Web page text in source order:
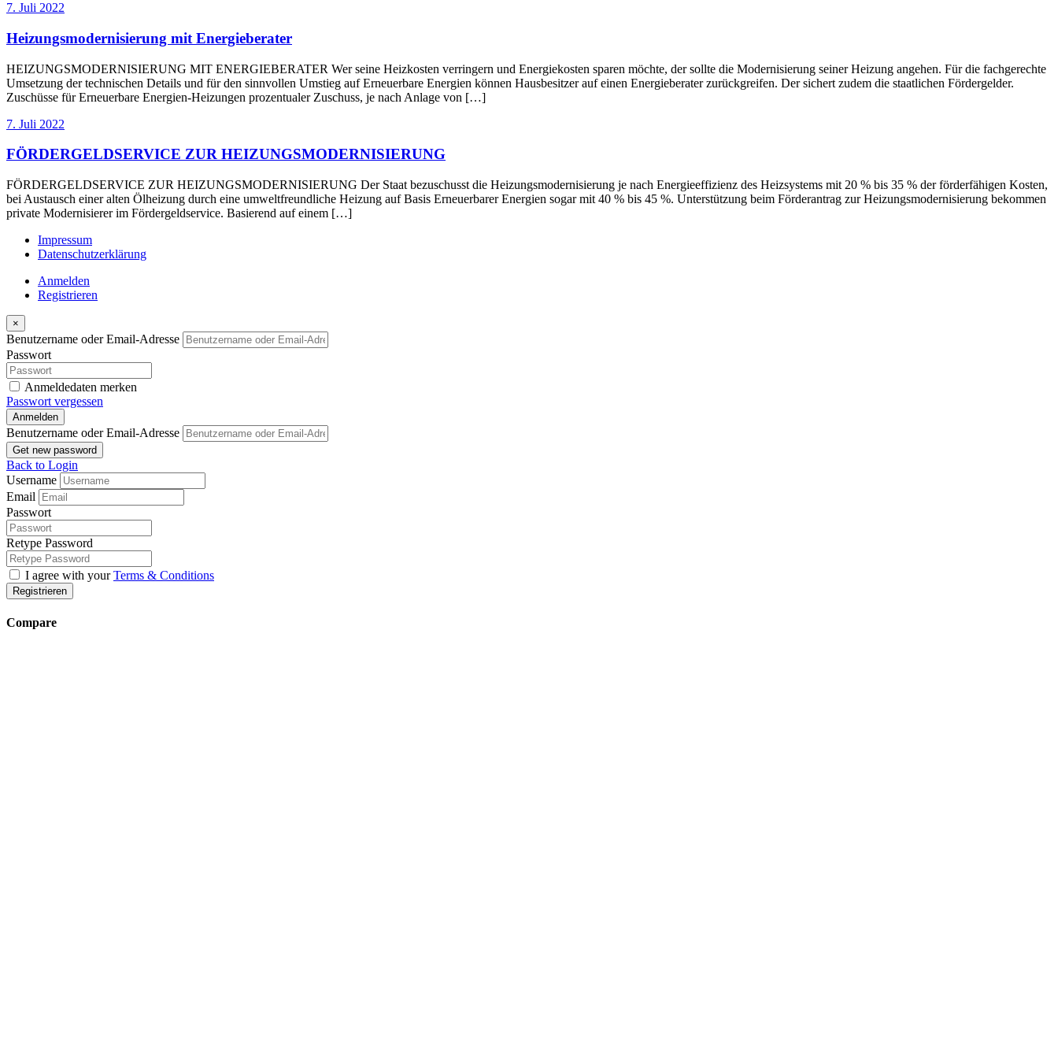
7. Juli 2022
Heizungsmodernisierung mit Energieberater
HEIZUNGSMODERNISIERUNG MIT ENERGIEBERATER Wer seine Heizkosten verringern und Energiekosten sparen möchte, der sollte die Modernisierung seiner Heizung angehen. Für die fachgerechte
Umsetzung der technischen Details und für den sinnvollen Umstieg auf Erneuerbare Energien können Hausbesitzer auf einen Energieberater zurückgreifen. Der sichert zudem die staatlichen Fördergelder.
Zuschüsse für Erneuerbare Energien-Heizungen prozentualer Zuschuss, je nach Anlage von […]
7. Juli 2022
FÖRDERGELDSERVICE ZUR HEIZUNGSMODERNISIERUNG
FÖRDERGELDSERVICE ZUR HEIZUNGSMODERNISIERUNG Der Staat bezuschusst die Heizungsmodernisierung je nach Energieeffizienz des Heizsystems mit 20 % bis 35 % der förderfähigen Kosten,
bei Austausch einer alten Ölheizung durch eine umweltfreundliche Heizung auf Basis Erneuerbarer Energien sogar mit 40 % bis 45 %. Unterstützung beim Förderantrag zur Heizungsmodernisierung bekommen
private Modernisierer im Fördergeldservice. Basierend auf einem […]
Impressum
Datenschutzerklärung
Anmelden
Registrieren
×
Benutzername oder Email-Adresse
Passwort
Anmeldedaten merken
Passwort vergessen
Anmelden
Benutzername oder Email-Adresse
Get new password
Back to Login
Username
Email
Passwort
Retype Password
I agree with yourTerms & Conditions
Registrieren
Compare